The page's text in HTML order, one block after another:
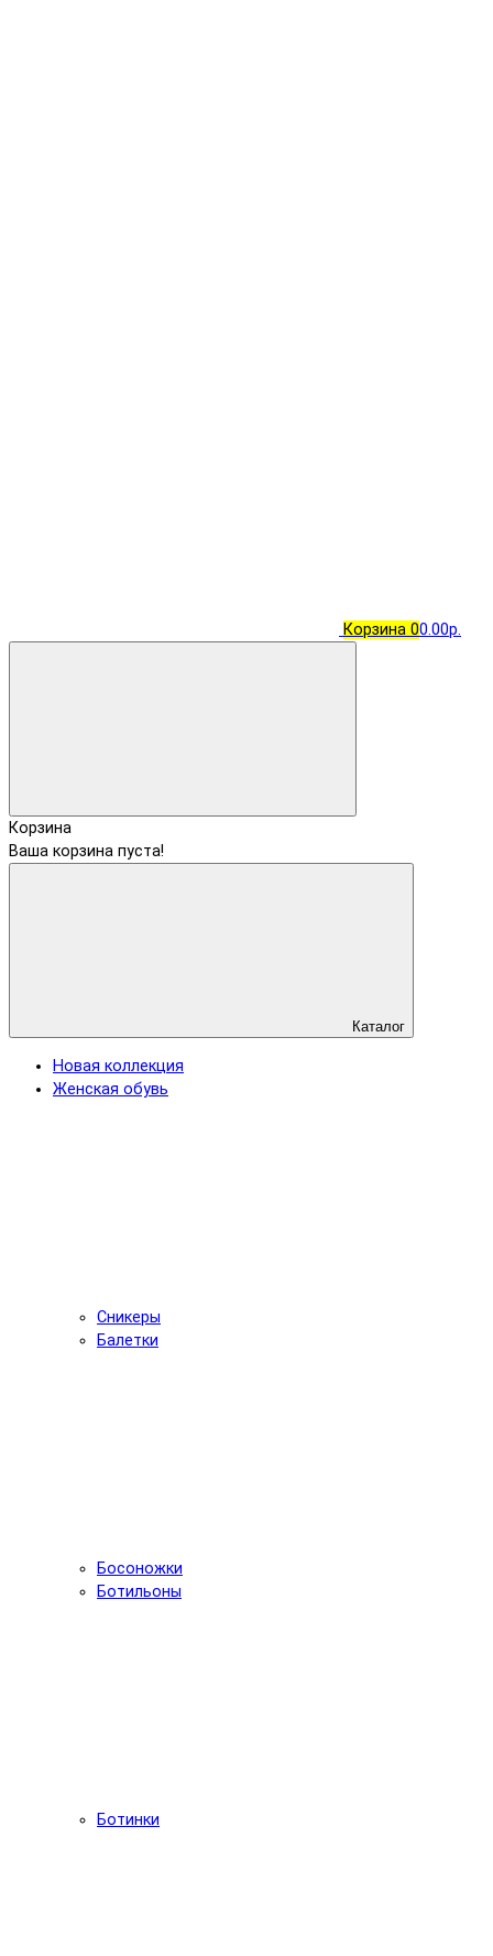
Корзина 00.00р.
Корзина
Ваша корзина пуста!
Каталог
Новая коллекция
Женская обувь
Сникеры
Балетки
Босоножки
Ботильоны
Ботинки